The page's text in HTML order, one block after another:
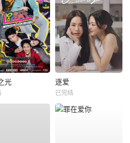
光 逐爱
已完结